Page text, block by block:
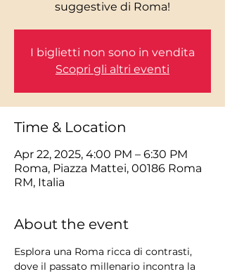
I biglietti non sono in vendita
Scopri gli altri eventi
Time & Location
Apr 22, 2025, 4:00 PM – 6:30 PM
Roma, Piazza Mattei, 00186 Roma
RM, Italia
About the event
Esplora una Roma ricca di contrasti,
dove il passato millenario incontra la